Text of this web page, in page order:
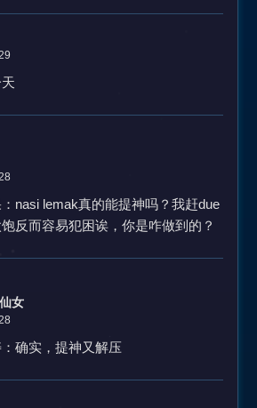
nasi lemak真的能提神吗？我赶due
反而容易犯困诶，你是咋做到的？
女
确实，提神又解压